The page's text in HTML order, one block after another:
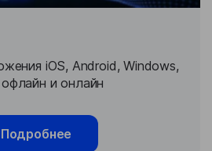
iOS, Android, Windows,
и онлайн
Подробнее